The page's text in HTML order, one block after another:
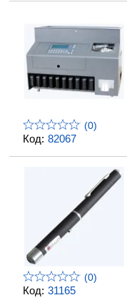
Код: 82067
(0)
Код: 31165
(0)